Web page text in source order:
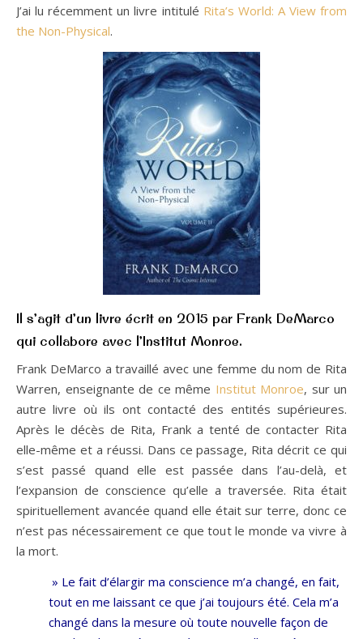
J’ai lu récemment un livre intitulé Rita’s World: A View from
the Non-Physical.
Il s’agit d’un livre écrit en 2015 par Frank DeMarco
qui collabore avec l’Institut Monroe.
Frank DeMarco a travaillé avec une femme du nom de Rita
Warren, enseignante de ce même Institut Monroe, sur un
autre livre où ils ont contacté des entités supérieures.
Après le décès de Rita, Frank a tenté de contacter Rita
elle-même et a réussi. Dans ce passage, Rita décrit ce qui
s’est passé quand elle est passée dans l’au-delà, et
l’expansion de conscience qu’elle a traversée. Rita était
spirituellement avancée quand elle était sur terre, donc ce
n’est pas nécessairement ce que tout le monde va vivre à
la mort.
» Le fait d’élargir ma conscience m’a changé, en fait,
tout en me laissant ce que j’ai toujours été. Cela m’a
changé dans la mesure où toute nouvelle façon de